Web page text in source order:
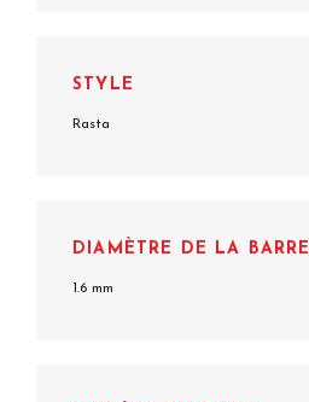
STYLE
Rasta
DIAMÈTRE DE LA BARRE
1.6 mm